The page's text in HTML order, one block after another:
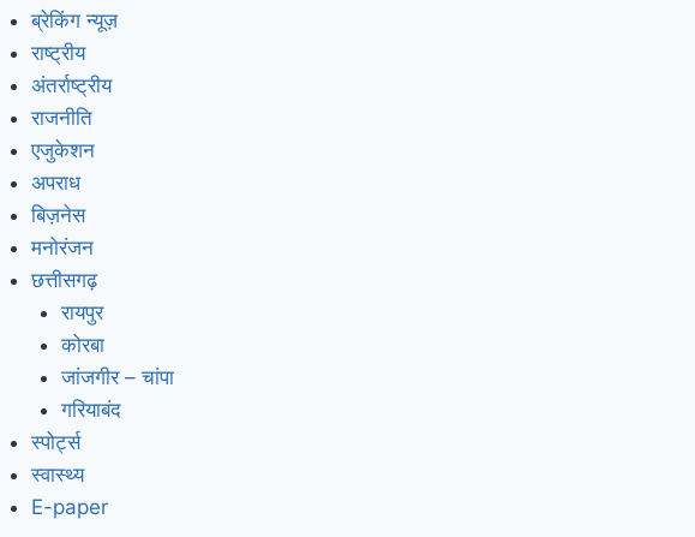
ब्रेकिंग न्यूज़
राष्ट्रीय
अंतर्राष्ट्रीय
राजनीति
एजुकेशन
अपराध
बिज़नेस
मनोरंजन
छत्तीसगढ़
रायपुर
कोरबा
जांजगीर – चांपा
गरियाबंद
स्पोर्ट्स
स्वास्थ्य
E-paper